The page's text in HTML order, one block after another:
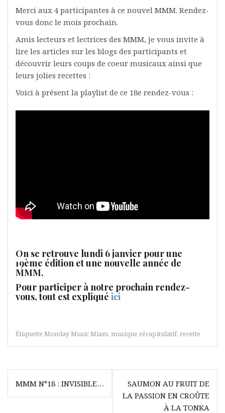
Merci aux 4 participantes à ce nouvel MMM. Rendez-
vous donc le mois prochain.
Amis lecteurs et lectrices des MMM, je vous invite à
lire les articles sur les blogs des participants et
découvrir leurs coups de coeur musicaux ainsi que
leurs jolies recettes :
Voici à présent la playlist de ce 18e rendez-vous :
On se retrouve lundi 6 janvier pour une
19ème édition et une nouvelle année de
MMM.
Pour participer à notre prochain rendez-
vous, tout est expliqué ici
Étiquette Monday Music Miam, musique récapitulatif, recette
Navigation
deMMM N°18 : INVISIBLE…
SAUMON AU FRUIT DE
LA PASSION EN CROÛTE
À LA TONKA